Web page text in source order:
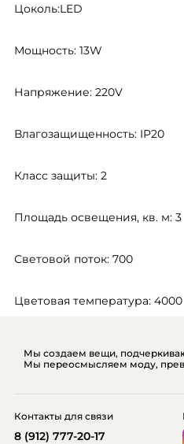
Цоколь:LED
Мощность: 13W
Напряжение: 220V
Влагозащищенность: IP20
Класс защиты: 2
Площадь освещения, кв. м: 3
Световой поток: 700
Цветовая температура: 4000
Мы создаем вещи,
Мы переосмысляем моду,
Контакты для связи
8 (912) 777-20-17